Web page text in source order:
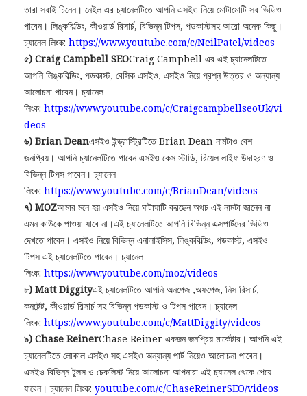
তারা সবাই চিনেন। নেইল এর চ্যানেলটিতে আপনি এসইও নিয়ে মোটামোটি সব ভিডিও
পাবেন। লিঙ্কবিল্ডিং, কীওয়ার্ড রিসার্চ, বিভিন্ন টিপস, পডকাস্টসহ আরো অনেক কিছু।
চ্যানেল লিংক: https://www.youtube.com/c/NeilPatel/videos
৫) Craig Campbell SEOCraig Campbell এর এই চ্যানেলটিতে
আপনি লিঙ্কবিল্ডিং, পডকাস্ট, বেসিক এসইও, এসইও নিয়ে প্রশ্ন উত্তর ও অন্যান্য
আলোচনা পাবেন। চ্যানেল
লিংক: https://www.youtube.com/c/CraigcampbellseoUk/vi
deos
৬) Brian Deanএসইও ইন্ড্রাস্ট্রিটিতে Brian Dean নামটাও বেশ
জনপ্রিয়। আপনি চ্যানেলটিতে পাবেন এসইও কেস স্টাডি, রিয়েল লাইফ উদাহরণ ও
বিভিন্ন টিপস পাবেন। চ্যানেল
লিংক: https://www.youtube.com/c/BrianDean/videos
৭) MOZআমার মনে হয় এসইও নিয়ে ঘাটাঘাটি করছেন অথচ এই নামটা জানেন না
এমন কাউকে পাওয়া যাবে না।এই চ্যানেলটিতে আপনি বিভিন্ন এক্সপার্টদের ভিডিও
দেখতে পাবেন। এসইও নিয়ে বিভিন্ন এনালাইসিস, লিঙ্কবিল্ডিং, পডকাস্ট, এসইও
টিপস এই চ্যানেলটিতে পাবেন। চ্যানেল
লিংক: https://www.youtube.com/moz/videos
৮) Matt Diggityএই চ্যানেলটিতে আপনি অনপেজ ,অফপেজ, নিস রিসার্চ,
কনটেন্ট, কীওয়ার্ড রিসার্চ সহ বিভিন্ন পডকাস্ট ও টিপস পাবেন। চ্যানেল
লিংক: https://www.youtube.com/c/MattDiggity/videos
৯) Chase ReinerChase Reiner একজন জনপ্রিয় মার্কেটার। আপনি এই
চ্যানেলটিতে লোকাল এসইও সহ এসইও অন্যান্য পার্ট নিয়েও আলোচনা পাবেন।
এসইও বিভিন্ন টুলস ও চেকলিস্ট নিয়ে আলোচনা আপনারা এই চ্যানেল থেকে পেয়ে
যাবেন। চ্যানেল লিংক: youtube.com/c/ChaseReinerSEO/videos